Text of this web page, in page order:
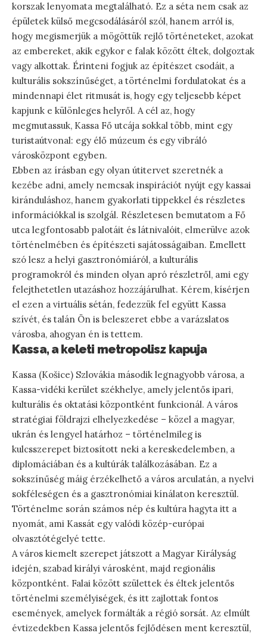
korszak lenyomata megtalálható. Ez a séta nem csak az
épületek külső megcsodálásáról szól, hanem arról is,
hogy megismerjük a mögöttük rejlő történeteket, azokat
az embereket, akik egykor e falak között éltek, dolgoztak
vagy alkottak. Érinteni fogjuk az építészet csodáit, a
kulturális sokszínűséget, a történelmi fordulatokat és a
mindennapi élet ritmusát is, hogy egy teljesebb képet
kapjunk e különleges helyről. A cél az, hogy
megmutassuk, Kassa Fő utcája sokkal több, mint egy
turistaútvonal: egy élő múzeum és egy vibráló
városközpont egyben.
Ebben az írásban egy olyan útitervet szeretnék a
kezébe adni, amely nemcsak inspirációt nyújt egy kassai
kiránduláshoz, hanem gyakorlati tippekkel és részletes
információkkal is szolgál. Részletesen bemutatom a Fő
utca legfontosabb palotáit és látnivalóit, elmerülve azok
történelmében és építészeti sajátosságaiban. Emellett
szó lesz a helyi gasztronómiáról, a kulturális
programokról és minden olyan apró részletről, ami egy
felejthetetlen utazáshoz hozzájárulhat. Kérem, kísérjen
el ezen a virtuális sétán, fedezzük fel együtt Kassa
szívét, és talán Ön is beleszeret ebbe a varázslatos
városba, ahogyan én is tettem.
Kassa, a keleti metropolisz kapuja
Kassa (Košice) Szlovákia második legnagyobb városa, a
Kassa-vidéki kerület székhelye, amely jelentős ipari,
kulturális és oktatási központként funkcionál. A város
stratégiai földrajzi elhelyezkedése – közel a magyar,
ukrán és lengyel határhoz – történelmileg is
kulcsszerepet biztosított neki a kereskedelemben, a
diplomáciában és a kultúrák találkozásában. Ez a
sokszínűség máig érzékelhető a város arculatán, a nyelvi
sokféleségen és a gasztronómiai kínálaton keresztül.
Történelme során számos nép és kultúra hagyta itt a
nyomát, ami Kassát egy valódi közép-európai
olvasztótégelyé tette.
A város kiemelt szerepet játszott a Magyar Királyság
idején, szabad királyi városként, majd regionális
központként. Falai között születtek és éltek jelentős
történelmi személyiségek, és itt zajlottak fontos
események, amelyek formálták a régió sorsát. Az elmúlt
évtizedekben Kassa jelentős fejlődésen ment keresztül,